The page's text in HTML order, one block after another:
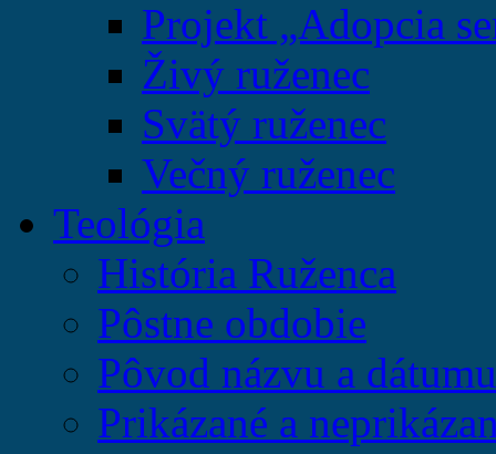
Projekt „Adopcia
Živý ruženec
Svätý ruženec
Večný ruženec
Teológia
História Ruženca
Pôstne obdobie
Pôvod názvu a
Prikázané a